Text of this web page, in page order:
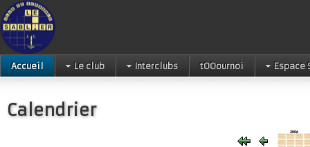
Accueil Le club Interclubs tOOournoi Espace
Calendrier